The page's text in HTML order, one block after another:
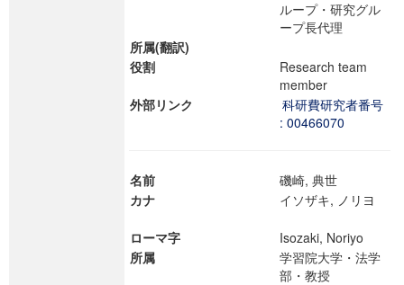
ループ・研究グル
ープ長代理
所属(翻訳)
役割
Research team
member
外部リンク
科研費研究者番号
: 00466070
名前
磯崎, 典世
カナ
イソザキ, ノリヨ
ローマ字
Isozaki, Noriyo
所属
学習院大学・法学
部・教授